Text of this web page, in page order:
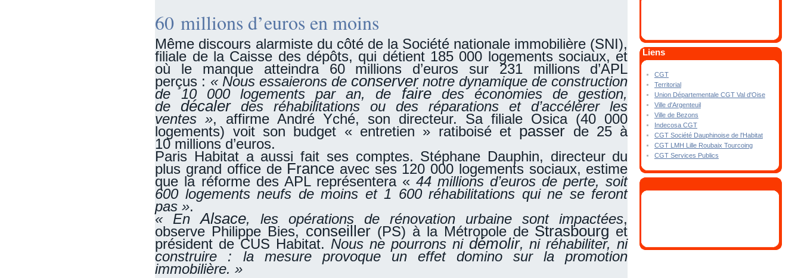
60 millions d’euros en moins
Même discours alarmiste du côté de la Société nationale immobilière (SNI),
filiale de la Caisse des dépôts, qui détient 185 000 logements sociaux, et
où le manque atteindra 60 millions d’euros sur 231 millions d’APL
perçus : « Nous essaierons de conserver notre dynamique de construction
de 10 000 logements par an, de faire des économies de gestion,
de décaler des réhabilitations ou des réparations et d’accélérer les
ventes », affirme André Yché, son directeur. Sa filiale Osica (40 000
logements) voit son budget « entretien » ratiboisé et passer de 25 à
10 millions d’euros.
Paris Habitat a aussi fait ses comptes. Stéphane Dauphin, directeur du
plus grand office de France avec ses 120 000 logements sociaux, estime
que la réforme des APL représentera « 44 millions d’euros de perte, soit
600 logements neufs de moins et 1 600 réhabilitations qui ne se feront
pas ».
« En Alsace, les opérations de rénovation urbaine sont impactées,
observe Philippe Bies, conseiller (PS) à la Métropole de Strasbourg et
président de CUS Habitat. Nous ne pourrons ni démolir, ni réhabiliter, ni
construire : la mesure provoque un effet domino sur la promotion
immobilière. »
Liens
CGT
Territorial
Union Départementale CGT Val d'Oise
Ville d'Argenteuil
Ville de Bezons
Indecosa CGT
CGT Société Dauphinoise de l'Habitat
CGT LMH Lille Roubaix Tourcoing
CGT Services Publics